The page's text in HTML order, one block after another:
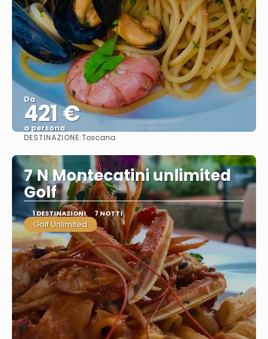
Da
421 €
a persona
DESTINAZIONE:Toscana
7 N Montecatini unlimited
Golf
1 DESTINAZIONI 7 NOTTI
Golf Unlimited